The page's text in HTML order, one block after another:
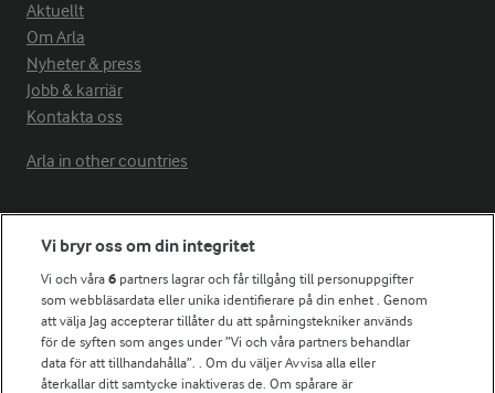
Aktuellt
Om Arla
Nyheter & press
Jobb & karriär
Kontakta oss
Arla in other countries
Fler Arlasajter
För ägare
Arlas kundportal
Arla.com
Falbygdens Ost
Vi bryr oss om din integritet
Vi och våra6 partners lagrar och får tillgång till personuppgifter
som webbläsardata eller unika identifierare på din enhet . Genom
att välja Jag accepterar tillåter du att spårningstekniker används
för de syften som anges under ”Vi och våra partners behandlar
data för att tillhandahålla”. . Om du väljer Avvisa alla eller
återkallar ditt samtycke inaktiveras de. Om spårare är